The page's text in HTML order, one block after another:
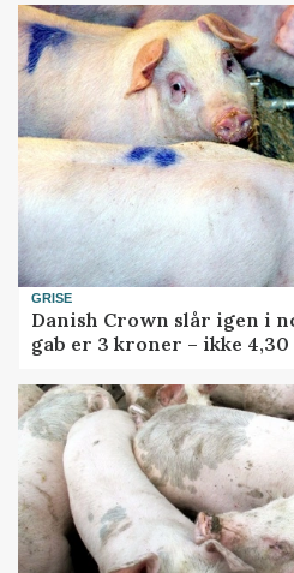
GRISE
Danish Crown slår igen i
gab er 3 kroner – ikke 4,30